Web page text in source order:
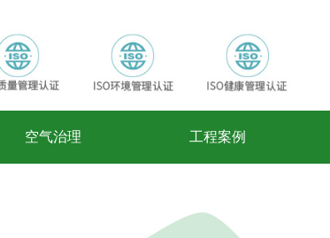
空气治理 工程案例